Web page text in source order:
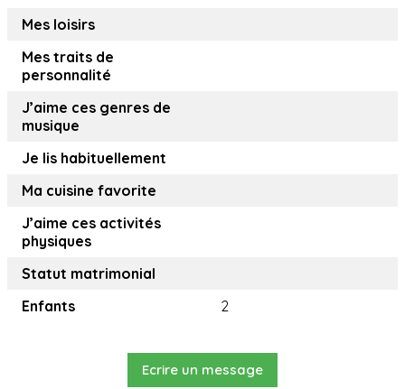
Mes loisirs
Mes traits de
personnalité
J’aime ces genres de
musique
Je lis habituellement
Ma cuisine favorite
J’aime ces activités
physiques
Statut matrimonial
Enfants
2
Ecrire un message